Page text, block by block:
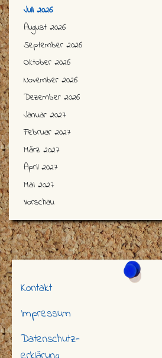
Juli 2026
August 2026
September 2026
Oktober 2026
November 2026
Dezember 2026
Januar 2027
Februar 2027
März 2027
April 2027
Mai 2027
Vorschau
Kontakt
Impressum
Datenschutz-